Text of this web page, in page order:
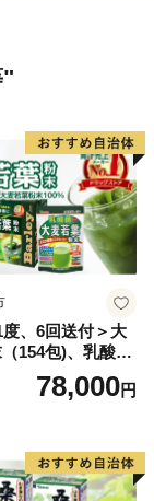
度、6回送付＞大
154包)、乳酸菌
末（7包) 山本
78,000円